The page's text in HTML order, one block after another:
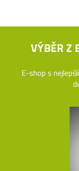
VÝBĚR Z
E-shop s